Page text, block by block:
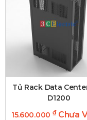
Tủ Rack Data Center 42U
D1200
15.600.000 ₫Chưa